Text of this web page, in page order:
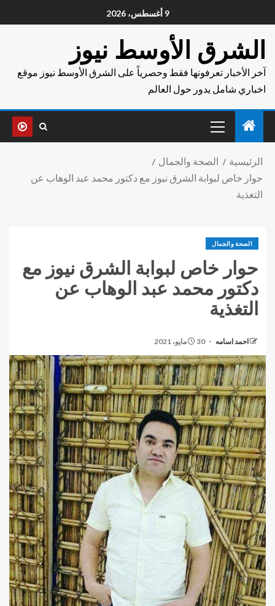
9 أغسطس، 2026
الشرق الأوسط نيوز
آخر الأخبار تعرفونها فقط وحصرياً على الشرق الأوسط نيوز موقع
اخباري شامل يدور حول العالم
الرئيسية
الصحة والجمال
حوار خاص لبوابة الشرق نيوز مع دكتور محمد عبد الوهاب عن
التغذية
الصحة والجمال
حوار خاص لبوابة الشرق نيوز مع
دكتور محمد عبد الوهاب عن
التغذية
احمد اسامه 30 مايو، 2021